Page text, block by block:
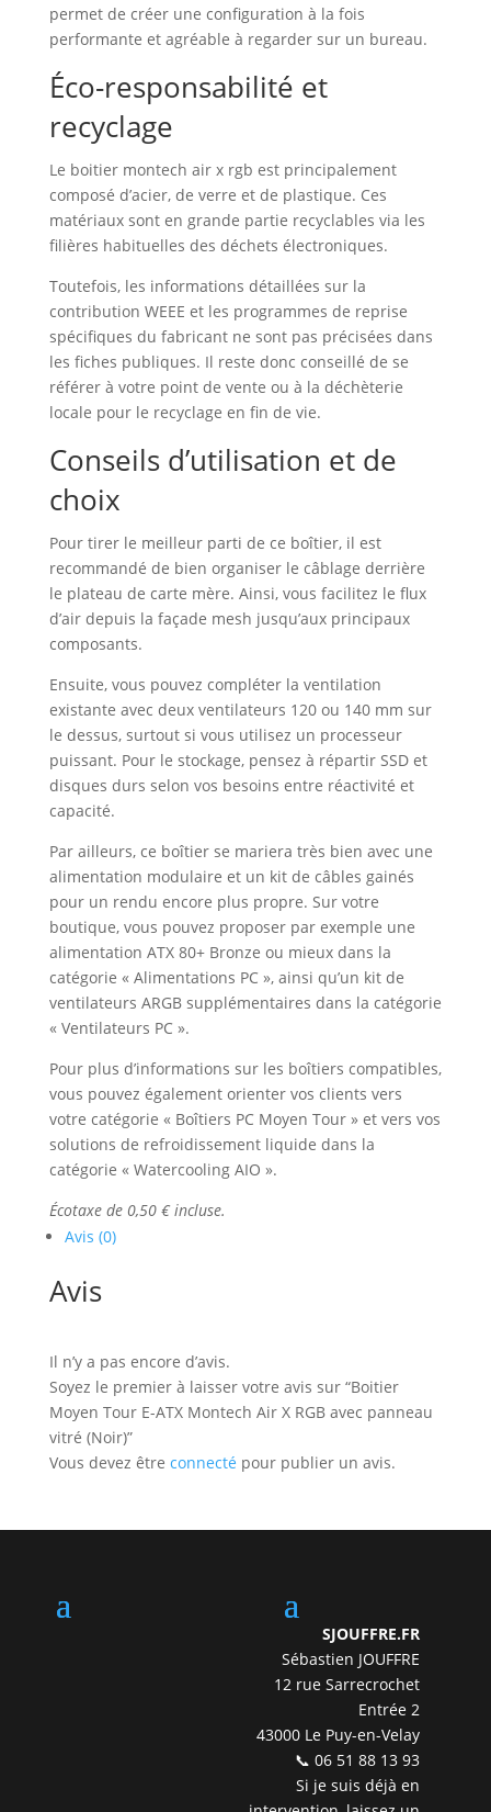
permet de créer une configuration à la fois
performante et agréable à regarder sur un bureau.
Éco-responsabilité et
recyclage
Le boitier montech air x rgb est principalement
composé d’acier, de verre et de plastique. Ces
matériaux sont en grande partie recyclables via les
filières habituelles des déchets électroniques.
Toutefois, les informations détaillées sur la
contribution WEEE et les programmes de reprise
spécifiques du fabricant ne sont pas précisées dans
les fiches publiques. Il reste donc conseillé de se
référer à votre point de vente ou à la déchèterie
locale pour le recyclage en fin de vie.
Conseils d’utilisation et de
choix
Pour tirer le meilleur parti de ce boîtier, il est
recommandé de bien organiser le câblage derrière
le plateau de carte mère. Ainsi, vous facilitez le flux
d’air depuis la façade mesh jusqu’aux principaux
composants.
Ensuite, vous pouvez compléter la ventilation
existante avec deux ventilateurs 120 ou 140 mm sur
le dessus, surtout si vous utilisez un processeur
puissant. Pour le stockage, pensez à répartir SSD et
disques durs selon vos besoins entre réactivité et
capacité.
Par ailleurs, ce boîtier se mariera très bien avec une
alimentation modulaire et un kit de câbles gainés
pour un rendu encore plus propre. Sur votre
boutique, vous pouvez proposer par exemple une
alimentation ATX 80+ Bronze ou mieux dans la
catégorie « Alimentations PC », ainsi qu’un kit de
ventilateurs ARGB supplémentaires dans la catégorie
« Ventilateurs PC ».
Pour plus d’informations sur les boîtiers compatibles,
vous pouvez également orienter vos clients vers
votre catégorie « Boîtiers PC Moyen Tour » et vers vos
solutions de refroidissement liquide dans la
catégorie « Watercooling AIO ».
Écotaxe de 0,50 € incluse.
Avis (0)
Avis
Il n’y a pas encore d’avis.
Soyez le premier à laisser votre avis sur “Boitier
Moyen Tour E-ATX Montech Air X RGB avec panneau
vitré (Noir)”
Vous devez être connecté pour publier un avis.
SJOUFFRE.FR
Sébastien JOUFFRE
12 rue Sarrecrochet
Entrée 2
43000 Le Puy-en-Velay
📞 06 51 88 13 93
Si je suis déjà en